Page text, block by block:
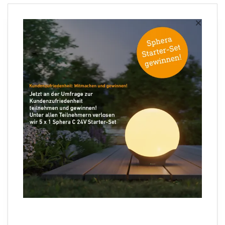
×
Ihre E-Mail Adresse
Folgen Sie uns
Sprachauswahl